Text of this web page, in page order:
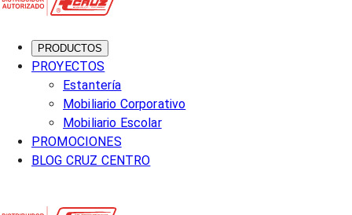
PRODUCTOS
PROYECTOS
Estantería
Mobiliario Corporativo
Mobiliario Escolar
PROMOCIONES
BLOG CRUZ CENTRO